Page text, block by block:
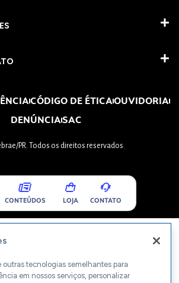
CÓDIGO DE ÉTICAOUVIDORIA
DENÚNCIASAC
PR. Todos os direitos reservados.
CONTEÚDOS LOJA CONTATO
outras tecnologias semelhantes para
em nossos serviços, personalizar